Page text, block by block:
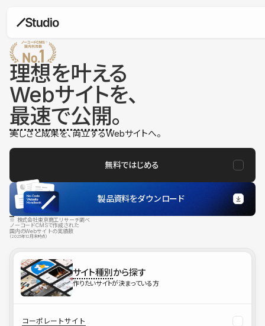
理想を叶える
Webサイトを、
最速で公開。
美しさと成果を、両立するWebサイトへ。
無料ではじめる
製品資料をダウンロード
※ 株式会社東京商工リサーチ調べ
ノーコードCMSで作成された
国内のWebサイトの実績数
（2025年12月末時点）
サイト種別から探す
作りたいサイトが決まっている方
コーポレートサイト